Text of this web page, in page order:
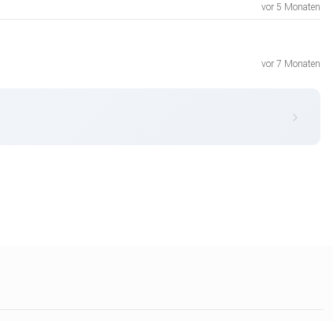
vor 5 Monaten
vor 7 Monaten